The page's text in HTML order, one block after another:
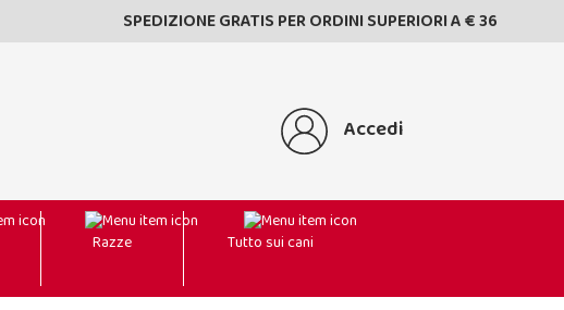
SPEDIZIONE GRATIS PER ORDINI SUPERIORI A € 36
Accedi
Razze Tutto sui cani